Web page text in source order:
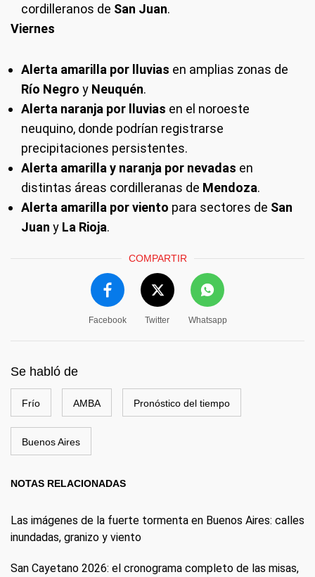
cordilleranos de San Juan.
Viernes
Alerta amarilla por lluvias en amplias zonas de
Río Negro y Neuquén.
Alerta naranja por lluvias en el noroeste
neuquino, donde podrían registrarse
precipitaciones persistentes.
Alerta amarilla y naranja por nevadas en
distintas áreas cordilleranas de Mendoza.
Alerta amarilla por viento para sectores de San
Juan y La Rioja.
COMPARTIR
Facebook Twitter Whatsapp
Se habló de
Frío AMBA Pronóstico del tiempo
Buenos Aires
NOTAS RELACIONADAS
Las imágenes de la fuerte tormenta en Buenos Aires: calles
inundadas, granizo y viento
San Cayetano 2026: el cronograma completo de las misas,